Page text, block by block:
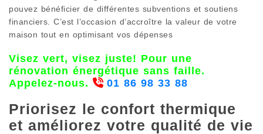
pouvez bénéficier de différentes subventions et soutiens
financiers. C’est l’occasion d’accroître la valeur de votre
maison tout en optimisant vos dépenses
Visez vert, visez juste! Pour une
rénovation énergétique sans faille.
Appelez-nous.
01 86 98 33 88
Priorisez le confort thermique
et améliorez votre qualité de vie